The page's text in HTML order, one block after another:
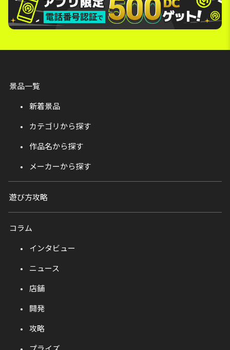
景品一覧
新着景品
カテゴリから探す
作品名から探す
メーカーから探す
遊び方攻略
コラム
インタビュー
ニュース
店舗
開発
攻略